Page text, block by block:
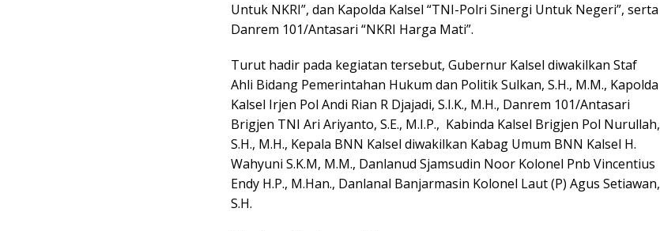
Untuk NKRI”, dan Kapolda Kalsel “TNI-Polri Sinergi Untuk Negeri”, serta
Danrem 101/Antasari “NKRI Harga Mati”.
Turut hadir pada kegiatan tersebut, Gubernur Kalsel diwakilkan Staf
Ahli Bidang Pemerintahan Hukum dan Politik Sulkan, S.H., M.M., Kapolda
Kalsel Irjen Pol Andi Rian R Djajadi, S.I.K., M.H., Danrem 101/Antasari
Brigjen TNI Ari Ariyanto, S.E., M.I.P., Kabinda Kalsel Brigjen Pol Nurullah,
S.H., M.H., Kepala BNN Kalsel diwakilkan Kabag Umum BNN Kalsel H.
Wahyuni S.K.M, M.M., Danlanud Sjamsudin Noor Kolonel Pnb Vincentius
Endy H.P., M.Han., Danlanal Banjarmasin Kolonel Laut (P) Agus Setiawan,
S.H.